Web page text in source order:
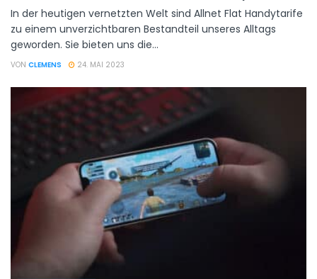
In der heutigen vernetzten Welt sind Allnet Flat Handytarife
zu einem unverzichtbaren Bestandteil unseres Alltags
geworden. Sie bieten uns die...
VON CLEMENS 24. MAI 2023